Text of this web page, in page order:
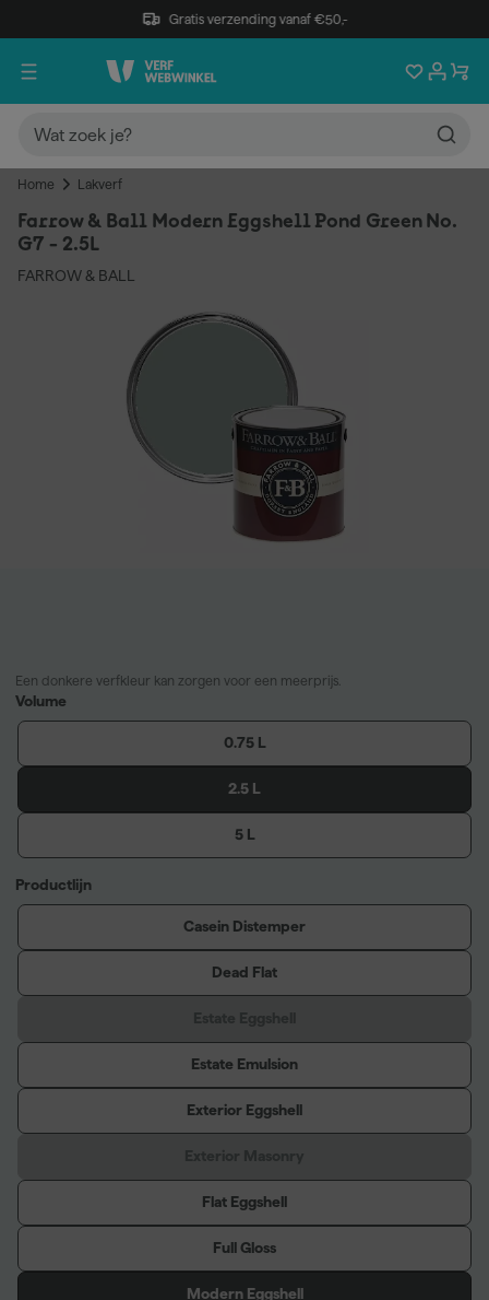
Gratis verzending vanaf €50,-
Home Lakverf
Farrow & Ball Modern Eggshell Pond Green No.
G7 - 2.5L
FARROW & BALL
Een donkere verfkleur kan zorgen voor een meerprijs.
Volume
0.75 L
2.5 L
5 L
Productlijn
Casein Distemper
Dead Flat
Estate Emulsion
Exterior Eggshell
Flat Eggshell
Full Gloss
Modern Eggshell